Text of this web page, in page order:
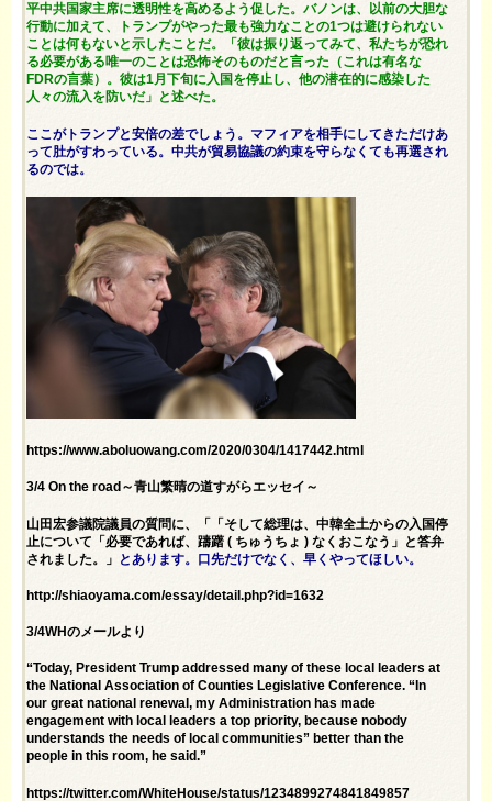
平中共国家主席に透明性を高めるよう促した。バノンは、以前の大胆な
行動に加えて、トランプがやった最も強力なことの1つは避けられない
ことは何もないと示したことだ。「彼は振り返ってみて、私たちが恐れ
る必要がある唯一のことは恐怖そのものだと言った（これは有名な
FDRの言葉）。彼は1月下旬に入国を停止し、他の潜在的に感染した
人々の流入を防いだ」と述べた。
ここがトランプと安倍の差でしょう。マフィアを相手にしてきただけあ
って肚がすわっている。中共が貿易協議の約束を守らなくても再選され
るのでは。
https://www.aboluowang.com/2020/0304/1417442.html
3/4 On the road～青山繁晴の道すがらエッセイ～
山田宏参議院議員の質問に、「「そして総理は、中韓全土からの入国停
止について「必要であれば、躊躇 ( ちゅうちょ ) なくおこなう」と答弁
されました。」
とあります。口先だけでなく、早くやってほしい。
http://shiaoyama.com/essay/detail.php?id=1632
3/4WHのメールより
“Today, President Trump addressed many of these local leaders at
the National Association of Counties Legislative Conference. “In
our great national renewal, my Administration has made
engagement with local leaders a top priority, because nobody
understands the needs of local communities” better than the
people in this room, he said.”
https://twitter.com/WhiteHouse/status/1234899274841849857